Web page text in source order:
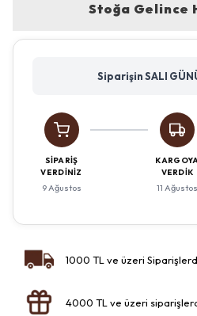
Stoğa Gelince
Siparişin SALI
SIPARIŞ
VERDINIZ
9 Ağustos
VERDIK
11 Ağustos
1000 TL ve üzeri
4000 TL ve üzeri